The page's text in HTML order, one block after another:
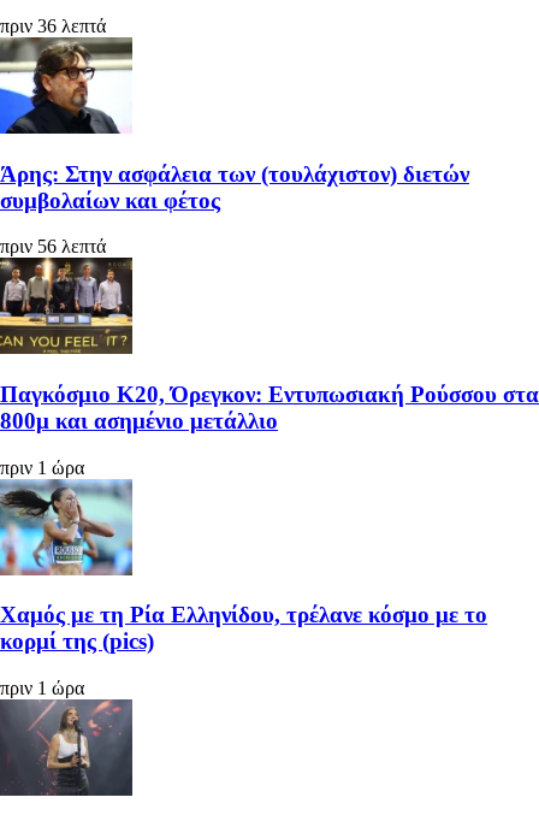
πριν 36 λεπτά
Άρης: Στην ασφάλεια των (τουλάχιστον) διετών
συμβολαίων και φέτος
πριν 56 λεπτά
Παγκόσμιο Κ20, Όρεγκον: Εντυπωσιακή Ρούσσου στα
800μ και ασημένιο μετάλλιο
πριν 1 ώρα
Χαμός με τη Ρία Ελληνίδου, τρέλανε κόσμο με το
κορμί της (pics)
πριν 1 ώρα